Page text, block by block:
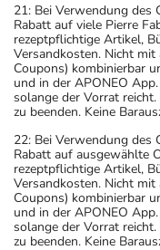
21: Bei Verwendung des
Rabatt auf viele Pierre
rezeptpflichtige Artikel,
Versandkosten. Nicht
Coupons) kombinierbar
und in der APONEO
solange der Vorrat
zu beenden. Keine
22: Bei Verwendung des
Rabatt auf ausgewählte
rezeptpflichtige Artikel,
Versandkosten. Nicht
Coupons) kombinierbar
und in der APONEO
solange der Vorrat
zu beenden. Keine